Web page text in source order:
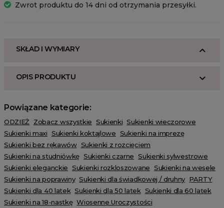
Zwrot produktu do 14 dni od otrzymania przesyłki.
SKŁAD I WYMIARY
OPIS PRODUKTU
Powiązane kategorie:
ODZIEŻ Zobacz wszystkie Sukienki Sukienki wieczorowe
Sukienki maxi Sukienki koktajlowe Sukienki na imprezę
Sukienki bez rękawów Sukienki z rozcięciem
Sukienki na studniówkę Sukienki czarne Sukienki sylwestrowe
Sukienki eleganckie Sukienki rozkloszowane Sukienki na wesele
Sukienki na poprawiny Sukienki dla świadkowej / druhny PARTY
Sukienki dla 40 latek Sukienki dla 50 latek Sukienki dla 60 latek
Sukienki na 18-nastkę Wiosenne Uroczystości